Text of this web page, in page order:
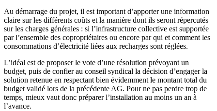
Au démarrage du projet, il est important d’apporter une information
claire sur les différents coûts et la manière dont ils seront répercutés
sur les charges générales : si l’infrastructure collective est supportée
par l’ensemble des copropriétaires ou encore par qui et comment les
consommations d’électricité liées aux recharges sont réglées.
L’idéal est de proposer le vote d’une résolution prévoyant un
budget, puis de confier au conseil syndical la décision d’engager la
solution retenue en respectant bien évidemment le montant total du
budget validé lors de la précédente AG. Pour ne pas perdre trop de
temps, mieux vaut donc préparer l’installation au moins un an à
l’avance.